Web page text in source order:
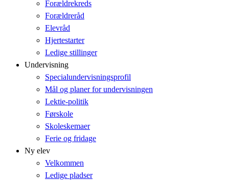
Forældrekreds
Forældreråd
Elevråd
Hjertestarter
Ledige stillinger
Undervisning
Specialundervisningsprofil
Mål og planer for undervisningen
Lektie-politik
Førskole
Skoleskemaer
Ferie og fridage
Ny elev
Velkommen
Ledige pladser